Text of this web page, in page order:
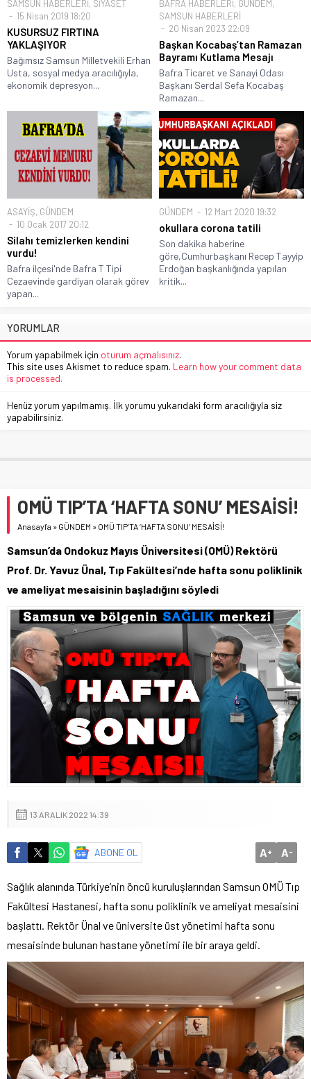
SAMSUN HABERLERİ, SİYASET
15 Nisan 2019 18:20
KUSURSUZ FIRTINA
YAKLAŞIYOR
Bağımsız Samsun Milletvekili Erhan
Usta, sosyal medya aracılığıyla,
ekonomik depresyon...
BAFRA HABERLERİ, GÜNDEM,
SAMSUN HABERLERİ
20 Nisan 2023 22:09
Başkan Kocabaş’tan Ramazan
Bayramı Kutlama Mesajı
Bafra Ticaret ve Sanayi Odası
Başkanı Serdal Sefa Kocabaş
Ramazan...
ASAYİŞ, GÜNDEM
10 Ocak 2017 20:12
Silahı temizlerken kendini
vurdu!
Bafra ilçesi'nde Bafra T Tipi
Cezaevinde gardiyan olarak görev
yapan...
GÜNDEM 12 Mart 2020 19:32
okullara corona tatili
Son dakika haberine
göre,Cumhurbaşkanı Recep Tayyip
Erdoğan başkanlığında yapılan
kritik...
YORUMLAR
Yorum yapabilmek için oturum açmalısınız.
This site uses Akismet to reduce spam. Learn how your comment data
is processed.
Henüz yorum yapılmamış. İlk yorumu yukarıdaki form aracılığıyla siz
yapabilirsiniz.
OMÜ TIP’TA ‘HAFTA SONU’ MESAİSİ!
Anasayfa » GÜNDEM » OMÜ TIP’TA ‘HAFTA SONU’ MESAİSİ!
Samsun’da Ondokuz Mayıs Üniversitesi (OMÜ) Rektörü
Prof. Dr. Yavuz Ünal, Tıp Fakültesi’nde hafta sonu poliklinik
ve ameliyat mesaisinin başladığını söyledi
13 ARALIK 2022 14:39
ABONE OL A+ A-
Sağlık alanında Türkiye’nin öncü kuruluşlarından Samsun OMÜ Tıp
Fakültesi Hastanesi, hafta sonu poliklinik ve ameliyat mesaisini
başlattı. Rektör Ünal ve üniversite üst yönetimi hafta sonu
mesaisinde bulunan hastane yönetimi ile bir araya geldi.